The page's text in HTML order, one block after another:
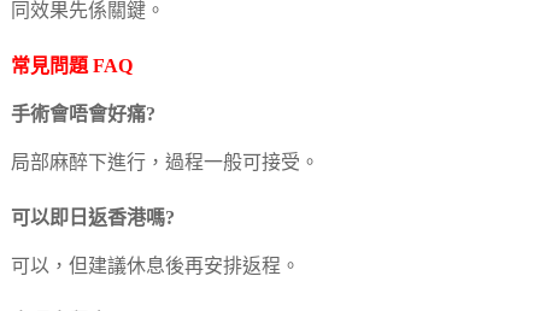
同效果先係關鍵。
常見問題 FAQ
手術會唔會好痛?
局部麻醉下進行，過程一般可接受。
可以即日返香港嗎?
可以，但建議休息後再安排返程。